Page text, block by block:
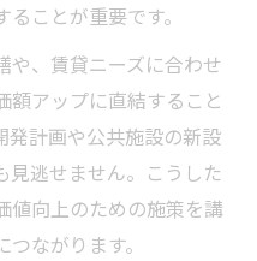
ことが重要です。
や、賃貸ニーズに合わせ
額アップに直結すること
発計画や公共施設の新設
見逃せません。こうした
値向上のための施策を講
ながります。